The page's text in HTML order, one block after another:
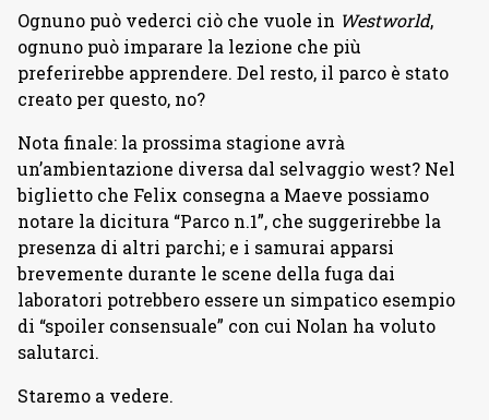
Ognuno può vederci ciò che vuole in Westworld,
ognuno può imparare la lezione che più
preferirebbe apprendere. Del resto, il parco è stato
creato per questo, no?
Nota finale: la prossima stagione avrà
un’ambientazione diversa dal selvaggio west? Nel
biglietto che Felix consegna a Maeve possiamo
notare la dicitura “Parco n.1”, che suggerirebbe la
presenza di altri parchi; e i samurai apparsi
brevemente durante le scene della fuga dai
laboratori potrebbero essere un simpatico esempio
di “spoiler consensuale” con cui Nolan ha voluto
salutarci.
Staremo a vedere.